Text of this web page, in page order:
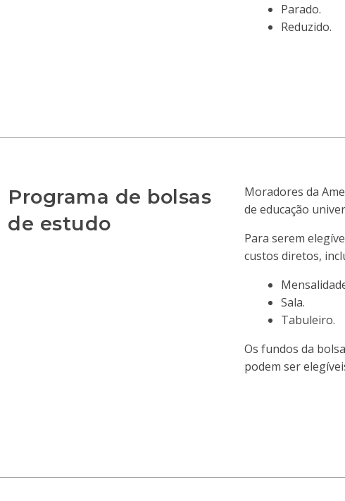
Parado.
Reduzido.
Programa de bolsas
de estudo
Moradores da
de educação
Para serem
custos diretos,
Sala.
Tabuleiro.
Os fundos da
podem ser